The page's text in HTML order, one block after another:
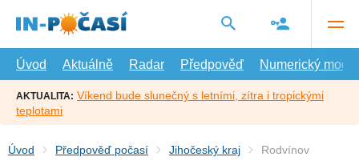
hlavní
Úvod
Aktuálně Radar Předpověď Numerický model
AKTUALITA: Víkend bude slunečný s letními, zítra i tropickými
teplotami
Úvod Předpověď počasí Jihočeský kraj Rodvínov